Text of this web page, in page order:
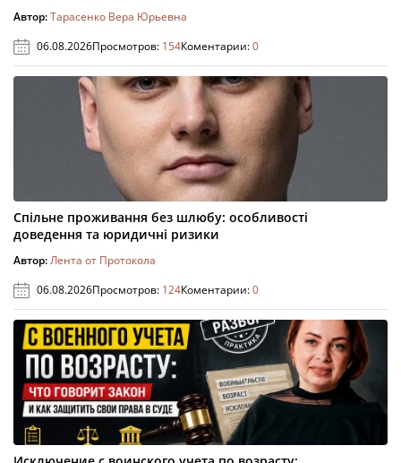
Автор:Тарасенко Вера Юрьевна
06.08.2026Просмотров: 154Коментарии:0
Спільне проживання без шлюбу: особливості
доведення та юридичні ризики
Автор:Лента от Протокола
06.08.2026Просмотров: 124Коментарии:0